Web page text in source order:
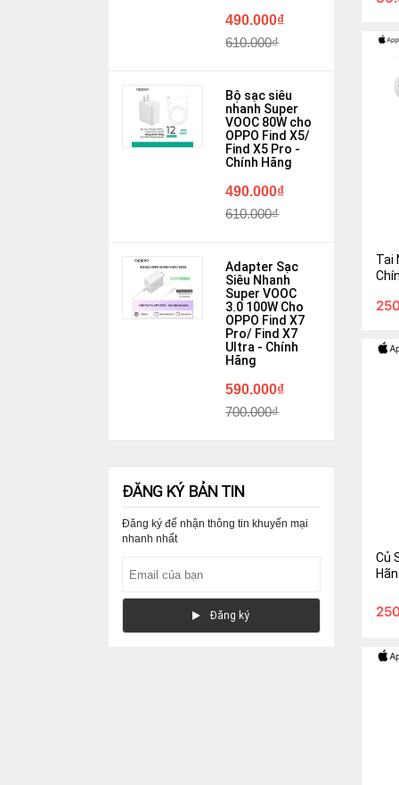
Tai
Củ
Củ
490.000₫
610.000₫
Bộ sạc siêu
nhanh Super
VOOC 80W cho
OPPO Find X5/
Find X5 Pro -
Chính Hãng
490.000₫
610.000₫
Adapter Sạc
Siêu Nhanh
Super VOOC
3.0 100W Cho
OPPO Find X7
Pro/ Find X7
Ultra - Chính
Hãng
590.000₫
700.000₫
ĐĂNG KÝ BẢN TIN
Đăng ký để nhận thông tin khuyến mại
nhanh nhất
Ðăng ký